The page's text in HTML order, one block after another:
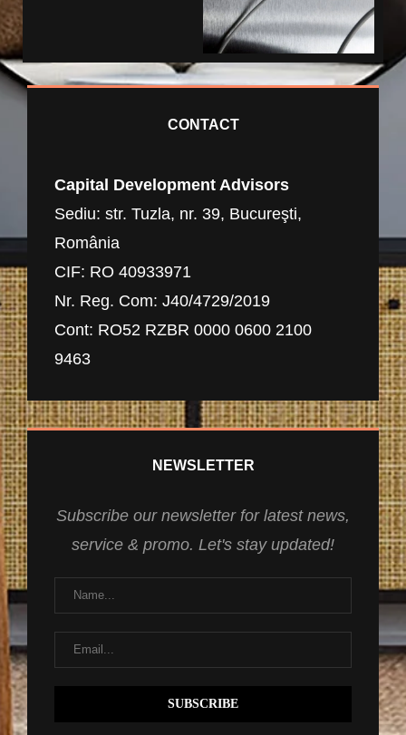
CONTACT
Capital Development Advisors
Sediu: str. Tuzla, nr. 39, Bucureşti,
România
CIF: RO 40933971
Nr. Reg. Com: J40/4729/2019
Cont: RO52 RZBR 0000 0600 2100
9463
NEWSLETTER
Subscribe our newsletter for latest news,
service & promo. Let's stay updated!